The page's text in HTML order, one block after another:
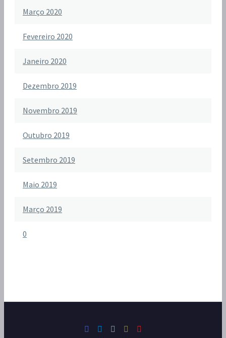
Março 2020
Fevereiro 2020
Janeiro 2020
Dezembro 2019
Novembro 2019
Outubro 2019
Setembro 2019
Maio 2019
Março 2019
0